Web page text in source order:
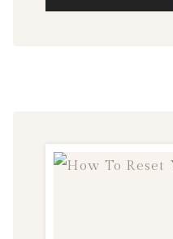
TO
DAY